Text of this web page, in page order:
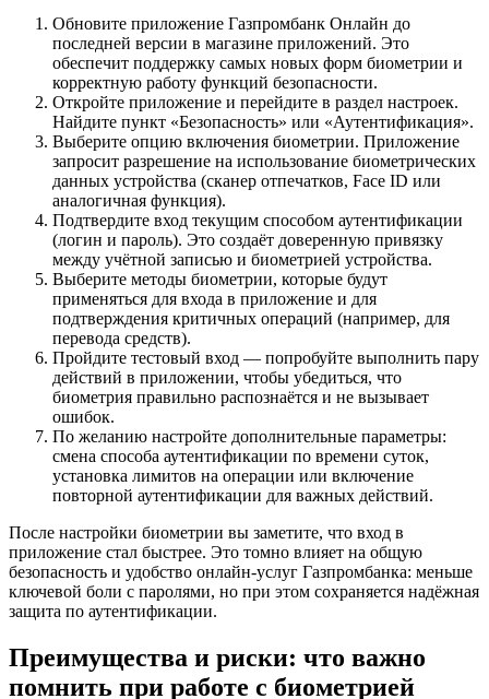
Обновите приложение Газпромбанк Онлайн до
последней версии в магазине приложений. Это
обеспечит поддержку самых новых форм биометрии и
корректную работу функций безопасности.
Откройте приложение и перейдите в раздел настроек.
Найдите пункт «Безопасность» или «Аутентификация».
Выберите опцию включения биометрии. Приложение
запросит разрешение на использование биометрических
данных устройства (сканер отпечатков, Face ID или
аналогичная функция).
Подтвердите вход текущим способом аутентификации
(логин и пароль). Это создаёт доверенную привязку
между учётной записью и биометрией устройства.
Выберите методы биометрии, которые будут
применяться для входа в приложение и для
подтверждения критичных операций (например, для
перевода средств).
Пройдите тестовый вход — попробуйте выполнить пару
действий в приложении, чтобы убедиться, что
биометрия правильно распознаётся и не вызывает
ошибок.
По желанию настройте дополнительные параметры:
смена способа аутентификации по времени суток,
установка лимитов на операции или включение
повторной аутентификации для важных действий.
После настройки биометрии вы заметите, что вход в
приложение стал быстрее. Это томно влияет на общую
безопасность и удобство онлайн-услуг Газпромбанка: меньше
ключевой боли с паролями, но при этом сохраняется надёжная
защита по аутентификации.
Преимущества и риски: что важно
помнить при работе с биометрией